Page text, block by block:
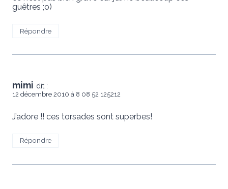
guêtres ;o)
Répondre
mimi dit :
12 décembre 2010 à 8 08 52 125212
J’adore !! ces torsades sont superbes!
Répondre